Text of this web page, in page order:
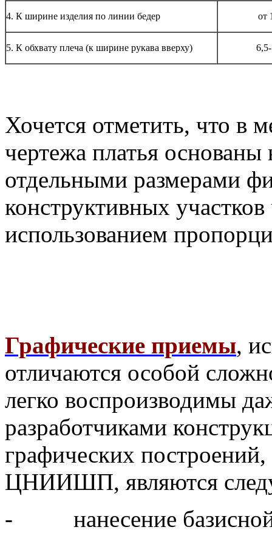
4. К ширине изделия по линии бедер от
5. К обхвату плеча (к ширине рукава вверху)
Хочется отметить, что
чертежа платья
отдельными размерами
конструктивных
использованием
Графические приемы,
отличаются особой
легко воспроизводимы
разработчиками
графических
ЦНИИШП, являются
- нанесение базисной